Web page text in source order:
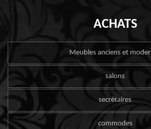
ACHATS
Meubles anciens et
salons
secrétaires
commodes